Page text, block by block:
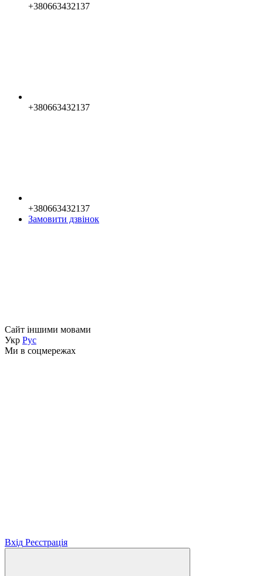
+380663432137
+380663432137
+380663432137
Замовити дзвінок
Сайт іншими мовами
Укр Рус
Ми в соцмережах
Вхід Реєстрація